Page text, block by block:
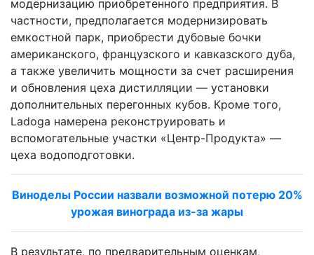
модернизацию приобретенного предприятия. В
частности, предполагается модернизировать
емкостной парк, приобрести дубовые бочки
американского, французского и кавказского дуба,
а также увеличить мощности за счет расширения
и обновления цеха дистилляции — установки
дополнительных перегонных кубов. Кроме того,
Ladoga намерена реконструировать и
вспомогательные участки «Центр-Продукта» —
цеха водоподготовки.
Виноделы России назвали возможной потерю 20%
урожая винограда из-за жары
В результате, по предварительным оценкам,